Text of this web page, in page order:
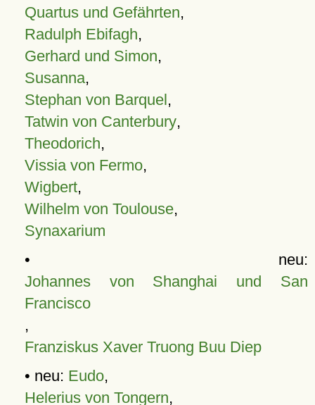
Quartus und Gefährten,
Radulph Ebifagh,
Gerhard und Simon,
Susanna,
Stephan von Barquel,
Tatwin von Canterbury,
Theodorich,
Vissia von Fermo,
Wigbert,
Wilhelm von Toulouse,
Synaxarium
• neu:
Johannes von Shanghai und San
Francisco
,
Franziskus Xaver Truong Buu Diep
• neu: Eudo,
Helerius von Tongern,